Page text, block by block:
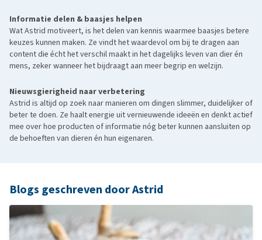
Informatie delen & baasjes helpen
Wat Astrid motiveert, is het delen van kennis waarmee baasjes betere
keuzes kunnen maken. Ze vindt het waardevol om bij te dragen aan
content die écht het verschil maakt in het dagelijks leven van dier én
mens, zeker wanneer het bijdraagt aan meer begrip en welzijn.
Nieuwsgierigheid naar verbetering
Astrid is altijd op zoek naar manieren om dingen slimmer, duidelijker of
beter te doen. Ze haalt energie uit vernieuwende ideeën en denkt actief
mee over hoe producten of informatie nóg beter kunnen aansluiten op
de behoeften van dieren én hun eigenaren.
Blogs geschreven door Astrid